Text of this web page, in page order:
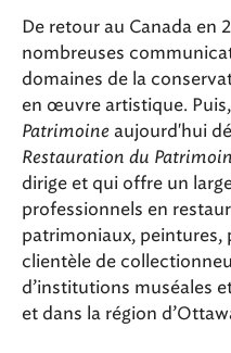
De retour au Canada en
nombreuses
domaines de la
en œuvre artistique.
Patrimoine aujourd'hui
Restauration du
dirige et qui offre un
professionnels en
patrimoniaux, peintures,
clientèle de
d’institutions muséales
et dans la région